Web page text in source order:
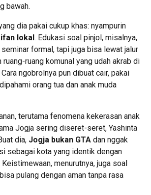
bawah.
dia pakai cukup khas: nyampurin
lokal. Edukasi soal pinjol, misalnya,
formal, tapi juga bisa lewat jalur
ruang-ruang komunal yang udah akrab di
ngobrolnya pun dibuat cair, pakai
orang tua dan anak muda
terutama fenomena kekerasan anak
Jogja sering diseret-seret, Yashinta
dia, Jogja bukan GTA dan nggak
sebagai kota yang identik dengan
menurutnya, juga soal
pulang dengan aman tanpa rasa